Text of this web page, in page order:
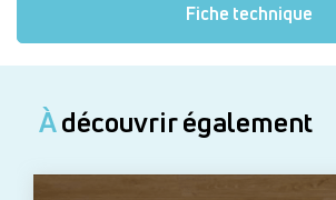
Fiche technique
Àdécouvrir également